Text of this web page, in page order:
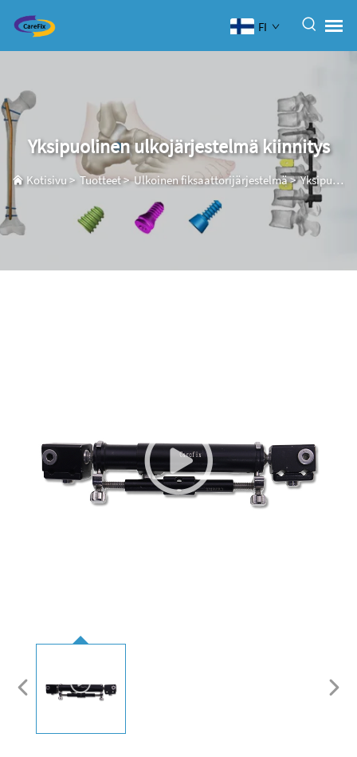
FI
Yksipuolinen ulkojärjestelmä kiinnitys
Kotisivu> Tuotteet>Ulkoinen fiksaattorijärjestelmä>Yksipuolinen ulkojärjestelmä kiinnitys